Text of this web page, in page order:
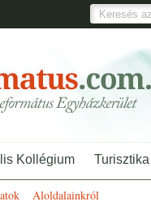
Kollégium Turisztika
Aloldalainkról